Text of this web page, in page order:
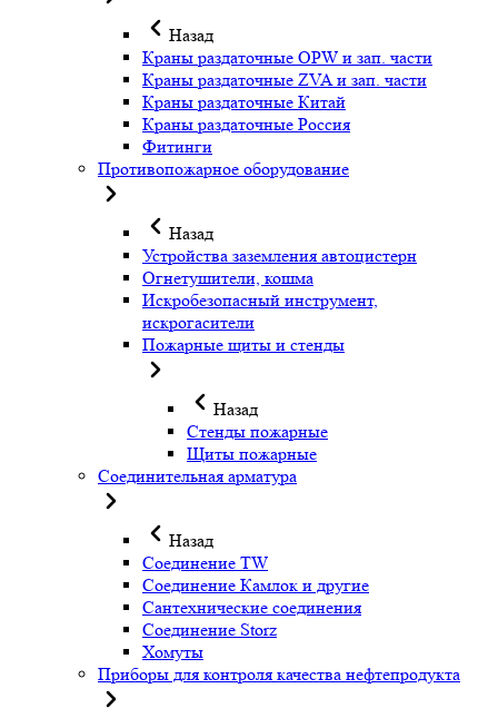
Назад
Краны раздаточные OPW и зап. части
Краны раздаточные ZVA и зап. части
Краны раздаточные Китай
Краны раздаточные Россия
Фитинги
Противопожарное оборудование
Назад
Устройства заземления автоцистерн
Огнетушители, кошма
Искробезопасный инструмент,
искрогасители
Пожарные щиты и стенды
Назад
Стенды пожарные
Щиты пожарные
Соединительная арматура
Назад
Соединение TW
Соединение Камлок и другие
Сантехнические соединения
Соединение Storz
Хомуты
Приборы для контроля качества нефтепродукта